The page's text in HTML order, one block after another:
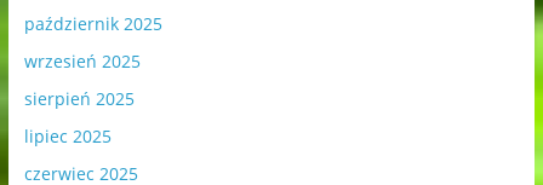
październik 2025
wrzesień 2025
sierpień 2025
lipiec 2025
czerwiec 2025